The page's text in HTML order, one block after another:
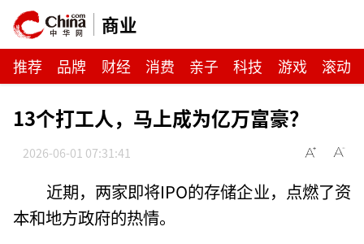
商业
推荐 品牌 财经 消费 亲子 科技 游戏 滚动
13个打工人，马上成为亿万富豪？
2026-06-01 07:31:41
近期，两家即将IPO的存储企业，点燃了资
本和地方政府的热情。